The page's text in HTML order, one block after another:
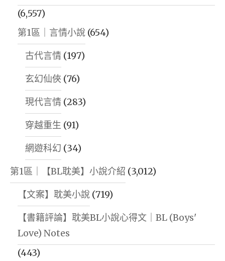
(6,557)
第1區｜言情小說 (654)
古代言情 (197)
玄幻仙俠 (76)
現代言情 (283)
穿越重生 (91)
網遊科幻 (34)
第1區｜【BL耽美】小說介紹 (3,012)
【文案】耽美小說 (719)
【書籍評論】耽美BL小說心得文｜BL (Boys'
Love) Notes
(443)